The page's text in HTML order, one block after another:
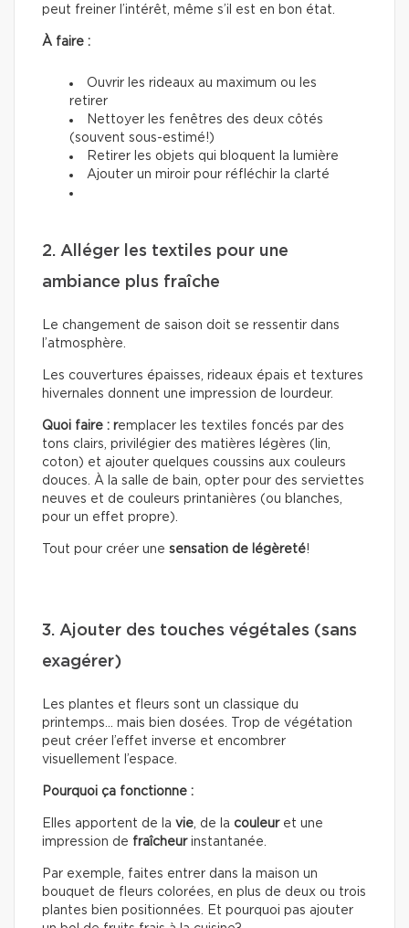
peut freiner l’intérêt, même s’il est en bon état.
À faire :
Ouvrir les rideaux au maximum ou les
retirer
Nettoyer les fenêtres des deux côtés
(souvent sous-estimé!)
Retirer les objets qui bloquent la lumière
Ajouter un miroir pour réfléchir la clarté
2. Alléger les textiles pour une
ambiance plus fraîche
Le changement de saison doit se ressentir dans
l’atmosphère.
Les couvertures épaisses, rideaux épais et textures
hivernales donnent une impression de lourdeur.
Quoi faire : remplacer les textiles foncés par des
tons clairs, privilégier des matières légères (lin,
coton) et ajouter quelques coussins aux couleurs
douces. À la salle de bain, opter pour des serviettes
neuves et de couleurs printanières (ou blanches,
pour un effet propre).
Tout pour créer une sensation de légèreté!
3. Ajouter des touches végétales (sans
exagérer)
Les plantes et fleurs sont un classique du
printemps… mais bien dosées. Trop de végétation
peut créer l’effet inverse et encombrer
visuellement l’espace.
Pourquoi ça fonctionne :
Elles apportent de la vie, de la couleuret une
impression de fraîcheurinstantanée.
Par exemple, faites entrer dans la maison un
bouquet de fleurs colorées, en plus de deux ou trois
plantes bien positionnées. Et pourquoi pas ajouter